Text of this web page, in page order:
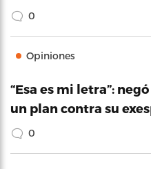
0
Opiniones
“Esa es mi letra”:
un plan contra su
0